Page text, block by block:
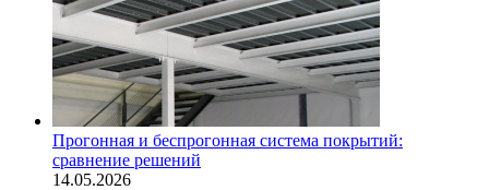
Прогонная и беспрогонная система покрытий:
сравнение решений
14.05.2026